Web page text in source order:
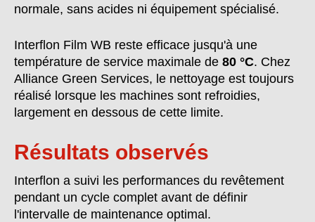
normale, sans acides ni équipement spécialisé.
Interflon Film WB reste efficace jusqu'à une
température de service maximale de 80 °C. Chez
Alliance Green Services, le nettoyage est toujours
réalisé lorsque les machines sont refroidies,
largement en dessous de cette limite.
Résultats observés
Interflon a suivi les performances du revêtement
pendant un cycle complet avant de définir
l'intervalle de maintenance optimal.